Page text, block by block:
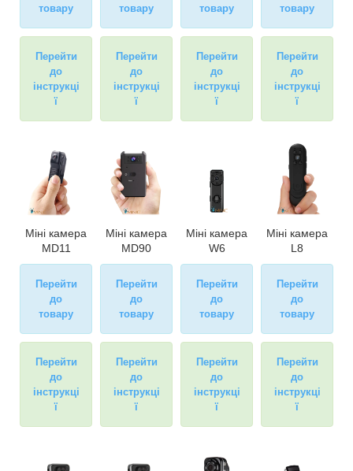
товару
Перейти
до
інструкці
ї
товару
Перейти
до
інструкці
ї
товару
Перейти
до
інструкці
ї
товару
Перейти
до
інструкці
ї
Міні камера
MD11
Перейти
до
товару
Перейти
до
інструкці
ї
Міні камера
MD90
Перейти
до
товару
Перейти
до
інструкці
ї
Міні камера
W6
Перейти
до
товару
Перейти
до
інструкці
ї
Міні камера
L8
Перейти
до
товару
Перейти
до
інструкці
ї